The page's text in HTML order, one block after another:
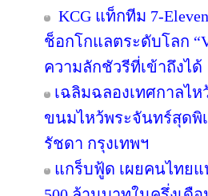
KCG แท็กทีม 7-
ช็อกโกแลตระดับโลก
ความลักชัวรีที่เข้าถึงได้
เฉลิมฉลองเทศกาลไ
ขนมไหว้พระจันทร์สุดพิเ
รัชดา กรุงเทพฯ
แกร็บฟู้ด เผยคนไทยแ